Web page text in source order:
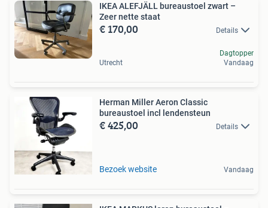
IKEA ALEFJÄLL bureaustoel zwart –
Zeer nette staat
€ 170,00 Details
Utrecht
Dagtopper
Vandaag
Herman Miller Aeron Classic
bureaustoel incl lendensteun
€ 425,00 Details
Bezoek website Vandaag